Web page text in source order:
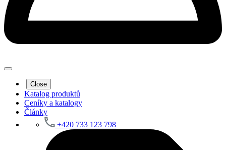
Close
Katalog produktů
Ceníky a katalogy
Články
+420 733 123 798